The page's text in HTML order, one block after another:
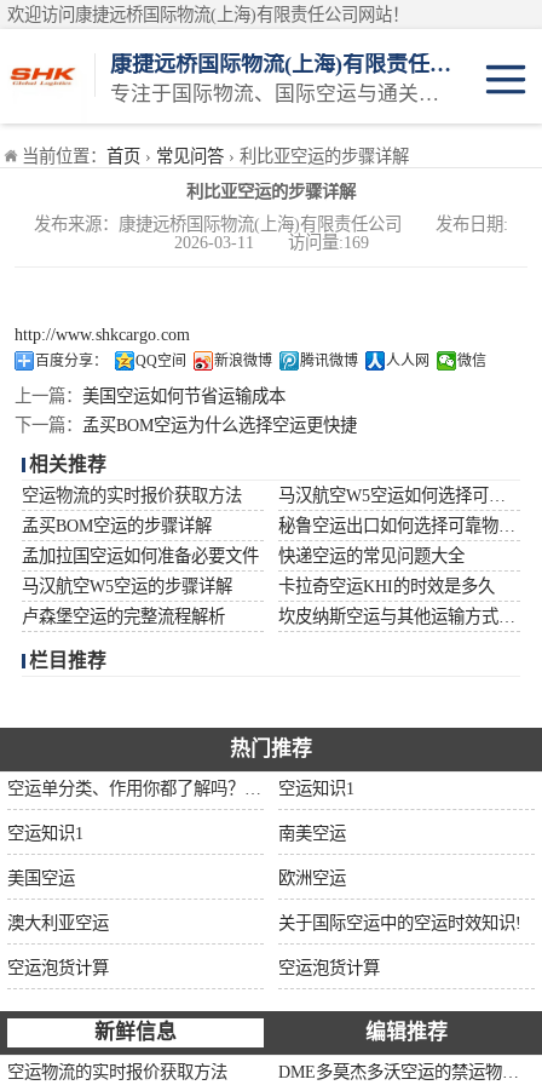
欢迎访问康捷远桥国际物流(上海)有限责任公司网站！
康捷远桥国际物流(上海)有限责任公司
专注于国际物流、国际空运与通关一体化一站式物流服务商
当前位置： 首页 › 常见问答 › 利比亚空运的步骤详解
利比亚空运的步骤详解
发布来源：康捷远桥国际物流(上海)有限责任公司 发布日期:
2026-03-11 访问量:169
http://www.shkcargo.com
百度分享： QQ空间 新浪微博 腾讯微博 人人网 微信
上一篇： 美国空运如何节省运输成本
下一篇： 孟买BOM空运为什么选择空运更快捷
相关推荐
空运物流的实时报价获取方法
孟买BOM空运的步骤详解
孟加拉国空运如何准备必要文件
快递空运的常见问题大全
马汉航空W5空运的步骤详解
卡拉奇空运KHI的时效是多久
卢森堡空运的完整流程解析
栏目推荐
热门推荐
空运知识1
空运知识1 南美空运
美国空运 欧洲空运
澳大利亚空运 关于国际空运中的空运时效知识!
空运泡货计算 空运泡货计算
新鲜信息 编辑推荐
空运物流的实时报价获取方法
日本空运
韩国空运
印度空运
巴基斯坦空运
澳大利亚空运
俄罗斯空运
加拿大空运
伊朗空运
中东空运
非洲空运
南美空运